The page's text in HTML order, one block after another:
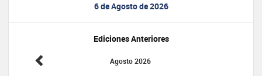
6 de Agosto de 2026
Ediciones Anteriores
Agosto 2026